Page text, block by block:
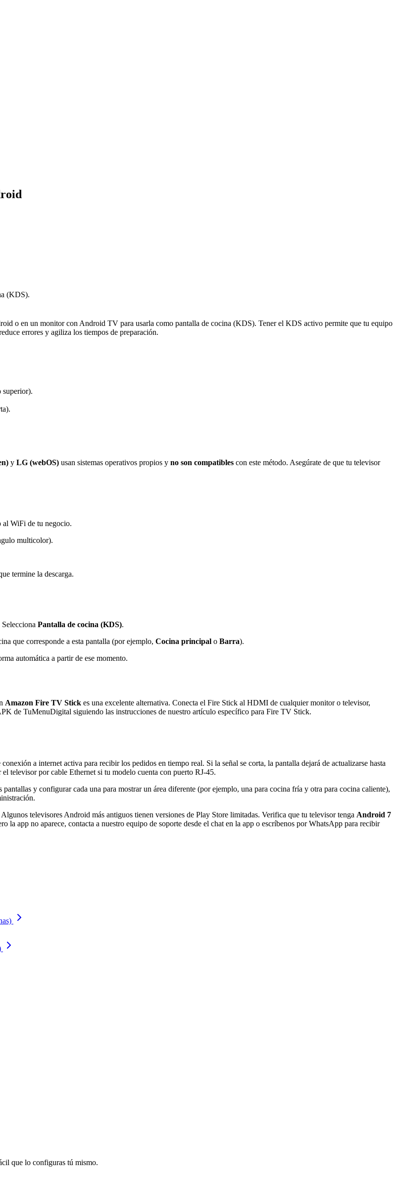
(KDS).
o en un monitor con Android TV para usarla como pantalla de cocina (KDS). Tener el KDS activo permite que tu equipo
errores y agiliza los tiempos de preparación.
superior).
y LG (webOS) usan sistemas operativos propios y no son compatibles con este método. Asegúrate de que tu televisor
al WiFi de tu negocio.
multicolor).
termine la descarga.
Pantalla de cocina (KDS).
que corresponde a esta pantalla (por ejemplo, Cocina principal o Barra).
automática a partir de ese momento.
Amazon Fire TV Stick es una excelente alternativa. Conecta el Fire Stick al HDMI de cualquier monitor o televisor,
de TuMenuDigital siguiendo las instrucciones de nuestro artículo específico para Fire TV Stick.
a internet activa para recibir los pedidos en tiempo real. Si la señal se corta, la pantalla dejará de actualizarse hasta
televisor por cable Ethernet si tu modelo cuenta con puerto RJ-45.
pantallas y configurar cada una para mostrar un área diferente (por ejemplo, una para cocina fría y otra para cocina caliente),
Algunos televisores Android más antiguos tienen versiones de Play Store limitadas. Verifica que tu televisor tenga Android 7
la app no aparece, contacta a nuestro equipo de soporte desde el chat en la app o escríbenos por WhatsApp para recibir
que lo configuras tú mismo.